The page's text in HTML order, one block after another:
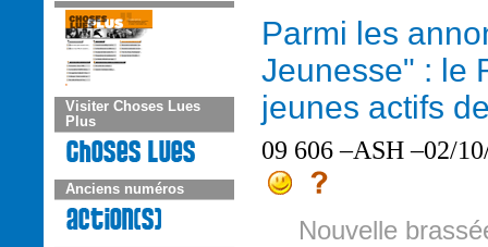
Visiter Choses Lues
Plus
Anciens numéros
Parmi les
Jeunesse" : le
jeunes actifs
09 606 –ASH –02/
Nouvelle